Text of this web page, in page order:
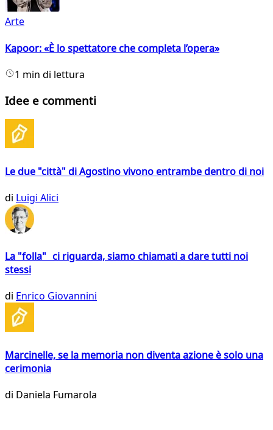
Arte
Kapoor: «È lo spettatore che completa l’opera»
1 min di lettura
Idee e commenti
Le due "città" di Agostino vivono entrambe dentro di noi
di Luigi Alici
La "folla" ci riguarda, siamo chiamati a dare tutti noi
stessi
di Enrico Giovannini
Marcinelle, se la memoria non diventa azione è solo una
cerimonia
di Daniela Fumarola